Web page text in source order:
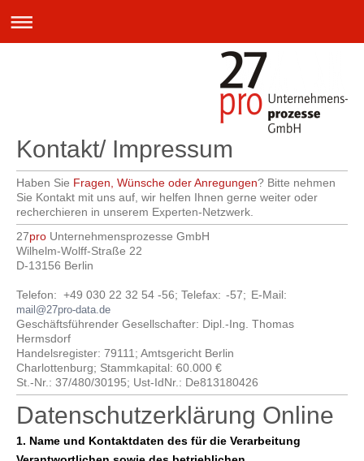
Kontakt/ Impressum
Haben Sie Fragen, Wünsche oder Anregungen? Bitte nehmen
Sie Kontakt mit uns auf, wir helfen Ihnen gerne weiter oder
recherchieren in unserem Experten-Netzwerk.
27pro Unternehmensprozesse GmbH
Wilhelm-Wolff-Straße 22
D-13156 Berlin
Telefon: +49 030 22 32 54 -56; Telefax: -57; E-Mail:
mail@27pro-data.de
Geschäftsführender Gesellschafter: Dipl.-Ing. Thomas
Hermsdorf
Handelsregister: 79111; Amtsgericht Berlin
Charlottenburg; Stammkapital: 60.000 €
St.-Nr.: 37/480/30195; Ust-IdNr.: De813180426
Datenschutzerklärung Online
1. Name und Kontaktdaten des für die Verarbeitung